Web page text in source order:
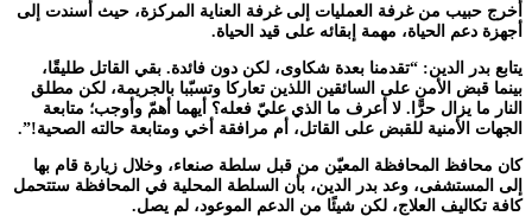
أُخرج حبيب من غرفة العمليات إلى غرفة العناية المركزة، حيث أسندت إلى
أجهزة دعم الحياة، مهمة إبقائه على قيد الحياة.
يتابع بدر الدين: “تقدمنا بعدة شكاوى، لكن دون فائدة. بقي القاتل طليقًا،
بينما قبض الأمن على السائقين اللذين تعاركا وتسبّبا بالجريمة، لكن مطلق
النار ما يزال حرًّا. لا أعرف ما الذي عليّ فعله؟ أيهما أهمّ وأوجب؛ متابعة
الجهات الأمنية للقبض على القاتل، أم مرافقة أخي ومتابعة حالته الصحية!”.
كان محافظ المحافظة المعيّن من قبل سلطة صنعاء، وخلال زيارة قام بها
إلى المستشفى، وعد بدر الدين، بأن السلطة المحلية في المحافظة ستتحمل
كافة تكاليف العلاج، لكن شيئًا من الدعم الموعود، لم يصل.